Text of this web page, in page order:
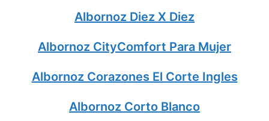
Albornoz Diez X Diez
Albornoz CityComfort Para Mujer
Albornoz Corazones El Corte Ingles
Albornoz Corto Blanco